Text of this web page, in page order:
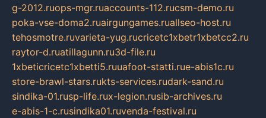
g-2012.ruops-mgr.ruaccounts-112.rucsm-demo.ru
poka-vse-doma2.ruairgungames.ruallseo-host.ru
tehosmotre.ruvarieta-yug.rucricetc1xbetr1xbetcc2.ru
raytor-d.ruatillagunn.ru3d-file.ru
1xbeticricetc1xbetti5.ruuafoot-statti.rue-abis1c.ru
store-brawl-stars.rukts-services.rudark-sand.ru
sindika-01.rusp-life.rux-legion.rusib-archives.ru
e-abis-1-c.rusindika01.ruvenda-festival.ru